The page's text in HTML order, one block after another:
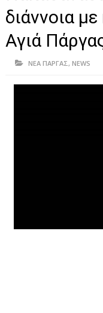
διάννοια
Αγιά
ΝΕΑ ΠΑΡΓΑΣ, NEWS